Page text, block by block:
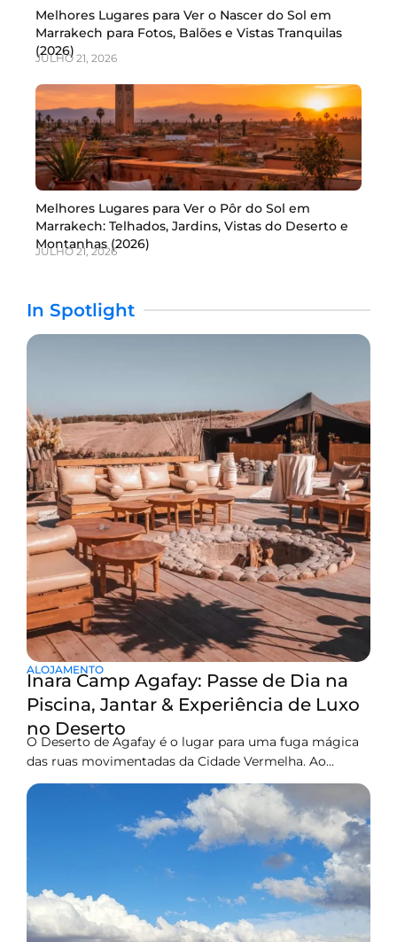
Melhores Lugares para Ver o Nascer do Sol em
Marrakech para Fotos, Balões e Vistas Tranquilas
(2026)
JULHO 21, 2026
Melhores Lugares para Ver o Pôr do Sol em
Marrakech: Telhados, Jardins, Vistas do Deserto e
Montanhas (2026)
JULHO 21, 2026
In Spotlight
ALOJAMENTO
Inara Camp Agafay: Passe de Dia na
Piscina, Jantar & Experiência de Luxo
no Deserto
O Deserto de Agafay é o lugar para uma fuga mágica
das ruas movimentadas da Cidade Vermelha. Ao
contrário das dunas arenosas do Saara, que levam
horas para serem alcançadas, Agafay oferece uma
paisagem rochosa e lunar a apenas 45 minutos do
centro da cidade. No coração deste deserto encontra-se